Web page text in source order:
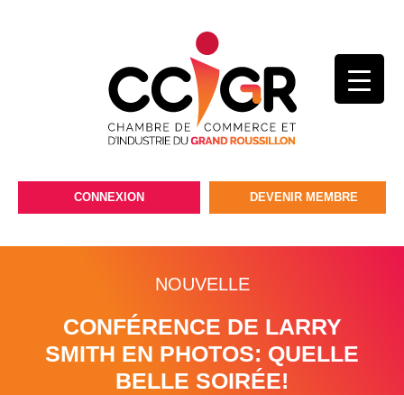
CONNEXION DEVENIR MEMBRE
NOUVELLE
CONFÉRENCE DE LARRY
SMITH EN PHOTOS: QUELLE
BELLE SOIRÉE!